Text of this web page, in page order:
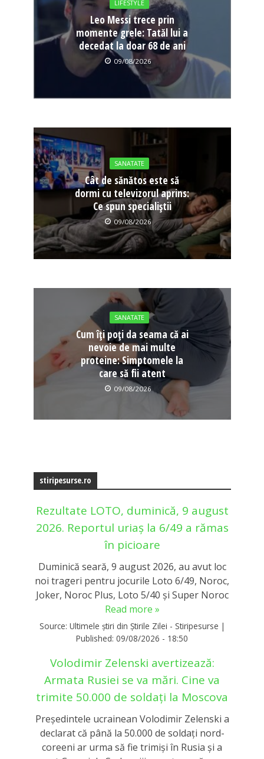
LIFESTYLE
Leo Messi trece prin
momente grele: Tatăl lui a
decedat la doar 68 de ani
09/08/2026
SANATATE
Cât de sănătos este să
dormi cu televizorul aprins:
Ce spun specialiștii
09/08/2026
SANATATE
Cum îți poți da seama că ai
nevoie de mai multe
proteine: Simptomele la
care să fii atent
09/08/2026
stiripesurse.ro
Rezultate LOTO, duminică, 9 august
2026. Reportul uriaș la 6/49 a rămas
în picioare
Duminică seară, 9 august 2026, au avut loc
noi trageri pentru jocurile Loto 6/49, Noroc,
Joker, Noroc Plus, Loto 5/40 și Super Noroc
Read more »
Source: Ultimele știri din Știrile Zilei - Stiripesurse |
Published: 09/08/2026 - 18:50
Volodimir Zelenski avertizează:
Armata Rusiei se va mări. Cine va
trimite 50.000 de soldați la Moscova
Președintele ucrainean Volodimir Zelenski a
declarat că până la 50.000 de soldați nord-
coreeni ar urma să fie trimiși în Rusia și a